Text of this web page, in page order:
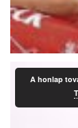
A honlap